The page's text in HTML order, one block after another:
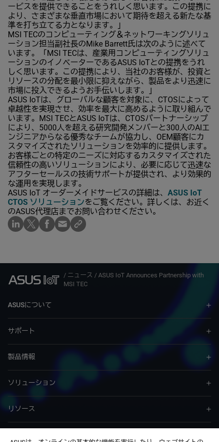
ービスを提供できることをうれしく思います。この提携に
より、さまざまな垂直市場において期待を超える新たな基
準を打ち立てる力となります。」
MSI TECのコンピューティング＆ネットワーキングソリュ
ーション担当副社長のMike Barrett氏は次のように述べて
います。「MSI TECは、産業用コンピューティングソリュ
ーションのイノベーターであるASUS IoTとの提携をうれ
しく思います。この提携により、当社のお客様が、投資と
リソースの分配を最小限に抑えながら、製品をより迅速に
市場に投入できるようお手伝いします。」
ASUS IoTは、グローバルな顧客を対象に、CTOSによって
卓越性を実現させ、効率を最大に高めるように取り組んで
います。MSI TECとASUS IoTは、CTOSパートナーシップ
により、5000人を超える研究開発メンバーと300人のAIエ
ンジニアからなる優秀なチームが協力し、OEM顧客にカ
スタマイズされたソリューションを効率的に提供します。
お客様ごとの特定のニーズに対応するカスタマイズされた
信頼性の高いソリューションにより、必要に応じて迅速な
アフターセールスの技術サポートが提供され、より効果的
な運用を実現します。
ASUS IoT オーダーメイドサービスの詳細は、 ASUS IoT
CTOS ソリューションをご覧ください。詳しくは、お近く
のASUS代理店までお問い合わせください。
/ ニュース / ASUS IoT Announces Partnership with
MSI TEC
ASUSについて
サポート
製品情報
ソリューション
リソース